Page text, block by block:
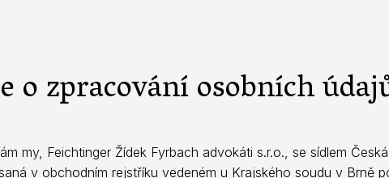
o zpracování osobních
my, Feichtinger Žídek Fyrbach advokáti s.r.o., se sídlem
v obchodním rejstříku vedeném u Krajského soudu v Brně